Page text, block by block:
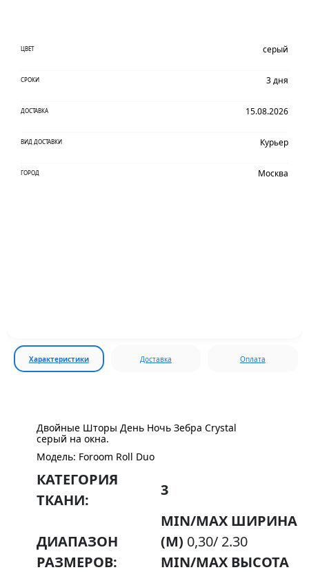
ЦВЕТ серый
СРОКИ 3 дня
ДОСТАВКА 15.08.2026
ВИД ДОСТАВКИ Курьер
ГОРОД Москва
Характеристики Доставка Оплата
Двойные Шторы День Ночь Зебра Crystal
серый на окна.
Модель: Foroom Roll Duo
КАТЕГОРИЯ
ТКАНИ:
3
ДИАПАЗОН
РАЗМЕРОВ:
MIN/MAX ШИРИНА
(М) 0,30/ 2.30
MIN/MAX ВЫСОТА